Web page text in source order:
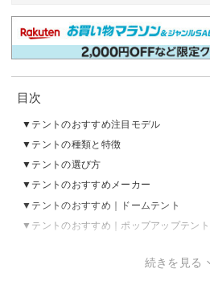
目次
テントのおすすめ注目モデル
テントの種類と特徴
テントの選び方
テントのおすすめメーカー
テントのおすすめ｜ドームテント
テントのおすすめ｜ポップアップテント
テントのおすすめ｜2ルームテント
続きを見る